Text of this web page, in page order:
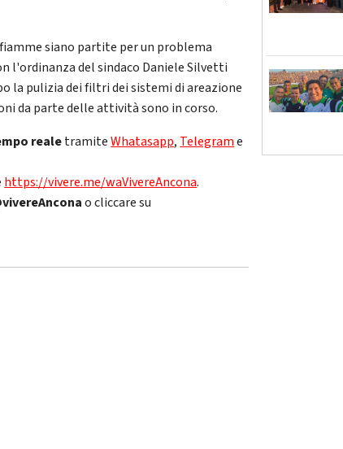
siano partite per un problema
l'ordinanza del sindaco Daniele Silvetti
la pulizia dei filtri dei sistemi di areazione
da parte delle attività sono in corso.
realetramiteWhatasapp, Telegrame
https://vivere.me/waVivereAncona.
o cliccare su